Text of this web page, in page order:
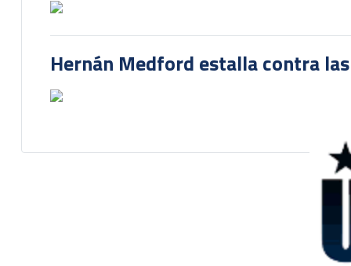
Hernán Medford estalla contra